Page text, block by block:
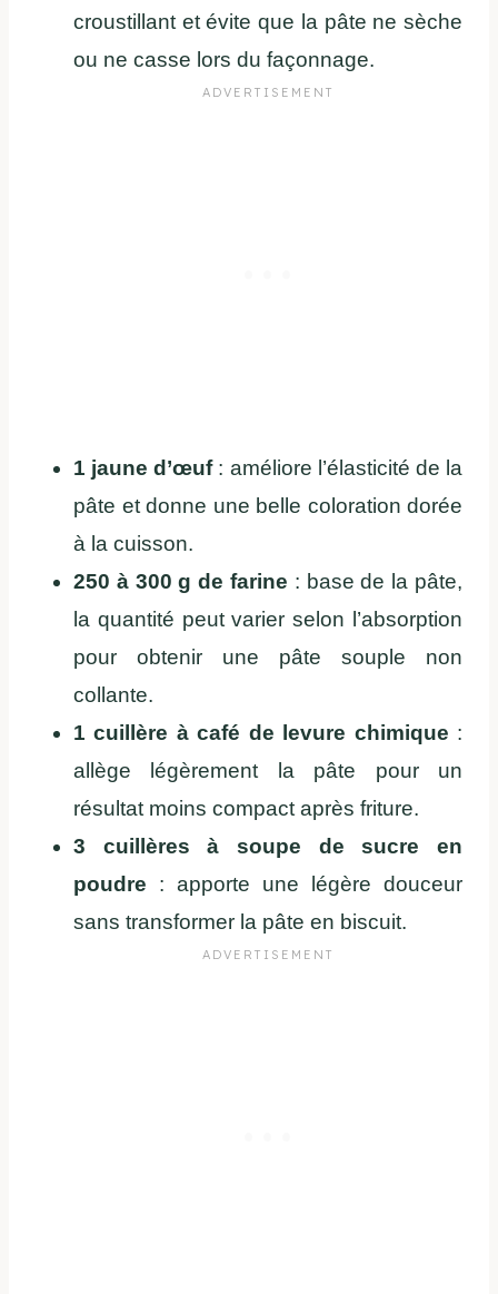
croustillant et évite que la pâte ne sèche
ou ne casse lors du façonnage.
1 jaune d’œuf: améliore l’élasticité de la
pâte et donne une belle coloration dorée
à la cuisson.
250 à 300 g de farine : base de la pâte,
la quantité peut varier selon l’absorption
pour obtenir une pâte souple non
collante.
1 cuillère à café de levure chimique :
allège légèrement la pâte pour un
résultat moins compact après friture.
3 cuillères à soupe de sucre en
poudre : apporte une légère douceur
sans transformer la pâte en biscuit.